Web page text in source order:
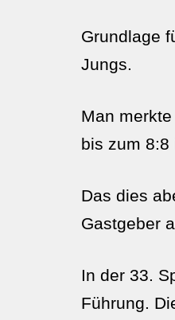
Grundlage
Jungs.
Man
bis zum 8:8
Das dies
Gastgeber
In der 33.
Führung.